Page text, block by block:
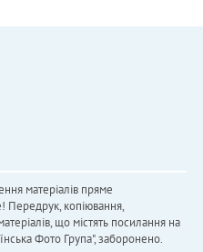
матеріалів пряме
Передрук, копіювання,
що містять посилання на
Фото Група", заборонено.